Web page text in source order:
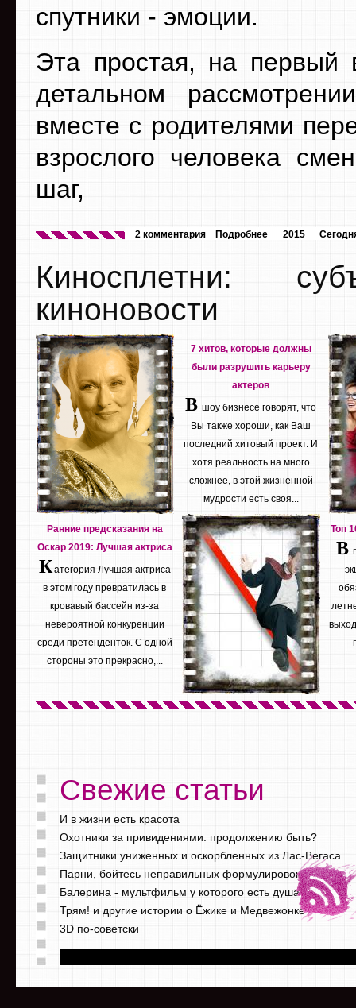
спутники - эмоции.
Эта простая, на первый
детальном
вместе с родителями
взрослого человека
шаг,
2015
2 комментария Подробнее
Киносплетни:
киноновости
Ранние предсказания на
Оскар 2019: Лучшая актриса
Категория Лучшая актриса
в этом году превратилась в
кровавый бассейн из-за
невероятной конкуренции
среди претенденток. С одной
стороны это прекрасно,...
7 хитов, которые должны
были разрушить карьеру
актеров
В шоу бизнесе говорят, что
Вы также хороши, как Ваш
последний хитовый проект. И
хотя реальность на много
сложнее, в этой жизненной
мудрости есть своя...
Топ
В
Свежие статьи
И в жизни есть красота
Охотники за привидениями: продолжению быть?
Защитники униженных и оскорбленных из Лас-Вегаса
Парни, бойтесь неправильных формулировок
Балерина - мультфильм у которого есть душа
Трям! и другие истории о Ёжике и Медвежонке
3D по-советски